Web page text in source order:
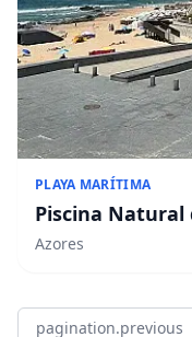
PLAYA MARÍTIMA
Piscina Natural
Azores
pagination.previous